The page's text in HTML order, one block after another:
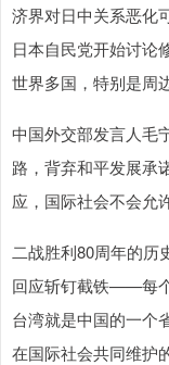
济界对日中关系恶化
日本自民党开始讨论
世界多国，特别是周
中国外交部发言人毛
路，背弃和平发展承
应，国际社会不会允
二战胜利80周年的历
回应斩钉截铁——每
台湾就是中国的一个
在国际社会共同维护
深证成指